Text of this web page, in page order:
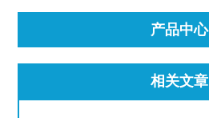
产品中心
相关文章